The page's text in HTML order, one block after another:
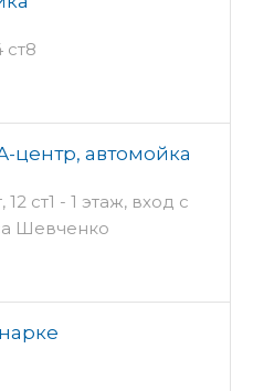
ст8
центр, автомойка
ст1 - 1 этаж, вход с
Шевченко